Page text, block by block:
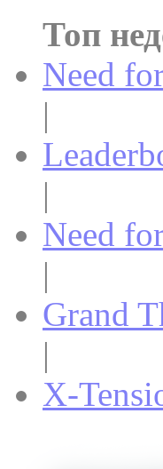
Топ
Need
|
|
Need
|
Grand
|
X-